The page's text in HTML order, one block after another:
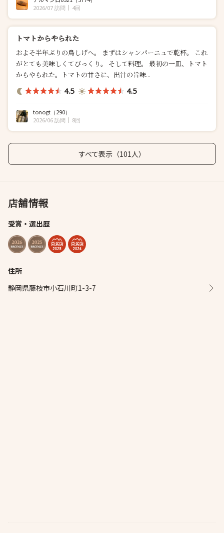
2026/07 訪問
4回
トマトからやられた
およそ半年ぶりの鳥しげへ。 まずはシャンパーニュで乾杯。 これ
がとても美味しくてびっくり。 そして料理。 最初の一皿、トマト
からやられた。トマトの甘さに、出汁の旨味...
4.5 4.5
tonogt （290）
2026/06 訪問
8回
すべて表示（101人）
店舗情報
受賞・選出歴
住所
静岡県藤枝市小石川町1-3-7